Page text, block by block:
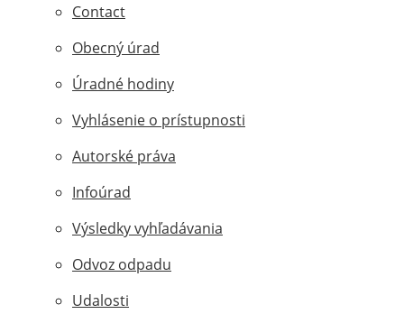
Contact
Obecný úrad
Úradné hodiny
Vyhlásenie o prístupnosti
Autorské práva
Infoúrad
Výsledky vyhľadávania
Odvoz odpadu
Udalosti